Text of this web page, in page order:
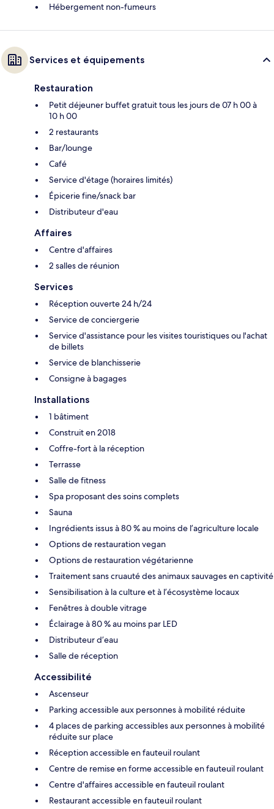
Hébergement non-fumeurs
Services et équipements
Restauration
Petit déjeuner buffet gratuit tous les jours de 07 h 00 à
10 h 00
2 restaurants
Bar/lounge
Café
Service d'étage (horaires limités)
Épicerie fine/snack bar
Distributeur d'eau
Affaires
Centre d'affaires
2 salles de réunion
Services
Réception ouverte 24 h/24
Service de conciergerie
Service d'assistance pour les visites touristiques ou l'achat
de billets
Service de blanchisserie
Consigne à bagages
Installations
1 bâtiment
Construit en 2018
Coffre-fort à la réception
Terrasse
Salle de fitness
Spa proposant des soins complets
Sauna
Ingrédients issus à 80 % au moins de l’agriculture locale
Options de restauration vegan
Options de restauration végétarienne
Traitement sans cruauté des animaux sauvages en captivité
Sensibilisation à la culture et à l’écosystème locaux
Fenêtres à double vitrage
Éclairage à 80 % au moins par LED
Distributeur d’eau
Salle de réception
Accessibilité
Ascenseur
Parking accessible aux personnes à mobilité réduite
4 places de parking accessibles aux personnes à mobilité
réduite sur place
Réception accessible en fauteuil roulant
Centre de remise en forme accessible en fauteuil roulant
Centre d'affaires accessible en fauteuil roulant
Restaurant accessible en fauteuil roulant